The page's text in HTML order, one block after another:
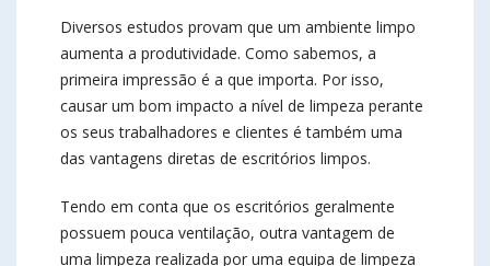
Diversos estudos provam que um ambiente limpo
aumenta a produtividade. Como sabemos, a
primeira impressão é a que importa. Por isso,
causar um bom impacto a nível de limpeza perante
os seus trabalhadores e clientes é também uma
das vantagens diretas de escritórios limpos.
Tendo em conta que os escritórios geralmente
possuem pouca ventilação, outra vantagem de
uma limpeza realizada por uma equipa de limpeza